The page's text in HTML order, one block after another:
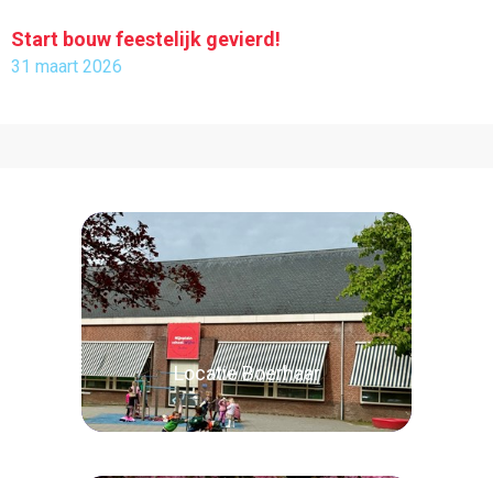
Start bouw feestelijk gevierd!
31 maart 2026
Locatie Boerhaar